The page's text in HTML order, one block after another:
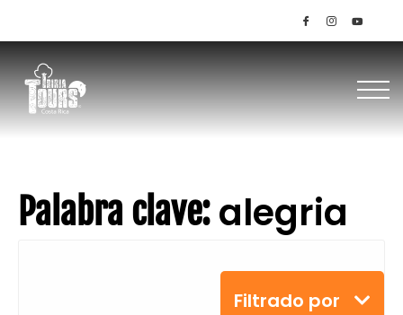
Palabra clave: alegria
Filtrado por